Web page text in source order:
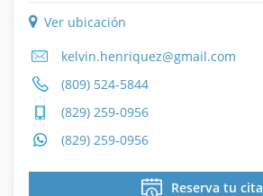
Ver ubicación
kelvin.henriquez@gmail.com
(809) 524-5844
(829) 259-0956
(829) 259-0956
Reserva tu cita